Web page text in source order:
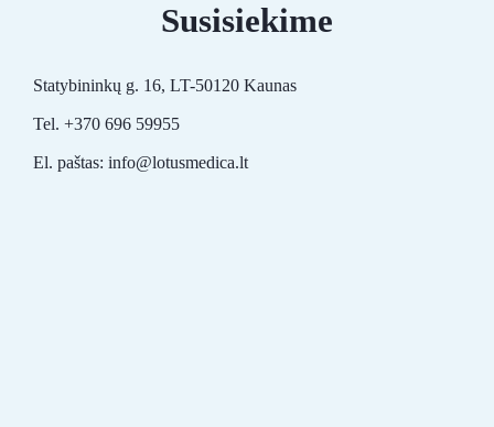
Susisiekime
Statybininkų g. 16, LT-50120 Kaunas
Tel. +370 696 59955
El. paštas: info@lotusmedica.lt